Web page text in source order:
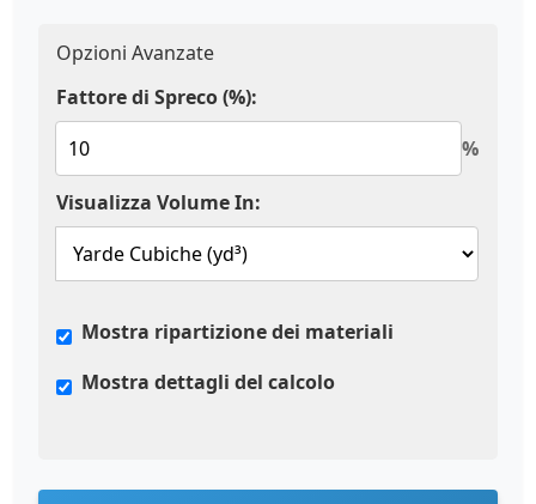
Opzioni Avanzate
Fattore di Spreco (%):
%
Visualizza Volume In:
Mostra ripartizione dei materiali
Mostra dettagli del calcolo